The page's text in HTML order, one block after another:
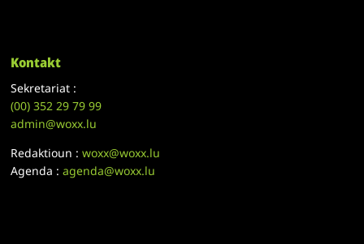
Kontakt
Sekretariat :
(00)352 29 79 99
admin@woxx.lu
Redaktioun :woxx@woxx.lu
Agenda :agenda@woxx.lu